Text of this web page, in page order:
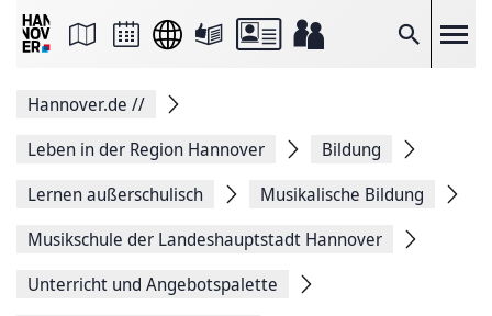
Suche
Seite
Facebook
teilen
Seitenlink
Seite
Hannover.de //
Leben in der Region Hannover
Bildung
Lernen außerschulisch
Musikalische Bildung
Musikschule der Landeshauptstadt Hannover
Unterricht und Angebotspalette